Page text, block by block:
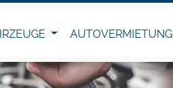
AUTOVERMIETUNG